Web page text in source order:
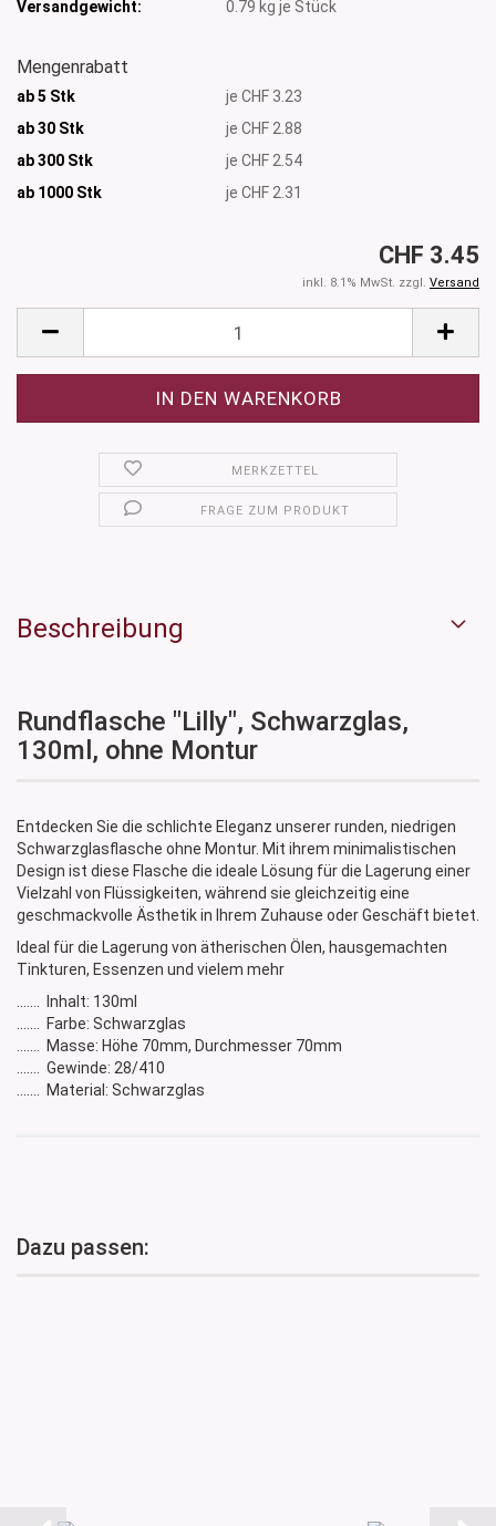
Versandgewicht:
0.79 kg je Stück
Mengenrabatt
ab 5 Stk
je CHF 3.23
ab 30 Stk
je CHF 2.88
ab 300 Stk
je CHF 2.54
ab 1000 Stk je CHF 2.31
CHF 3.45
inkl. 8.1% MwSt. zzgl. Versand
MERKZETTEL
FRAGE ZUM PRODUKT
Beschreibung
Rundflasche "Lilly", Schwarzglas,
130ml, ohne Montur
Entdecken Sie die schlichte Eleganz unserer runden, niedrigen
Schwarzglasflasche ohne Montur. Mit ihrem minimalistischen
Design ist diese Flasche die ideale Lösung für die Lagerung einer
Vielzahl von Flüssigkeiten, während sie gleichzeitig eine
geschmackvolle Ästhetik in Ihrem Zuhause oder Geschäft bietet.
Ideal für die Lagerung von ätherischen Ölen, hausgemachten
Tinkturen, Essenzen und vielem mehr
....... Inhalt: 130ml
....... Farbe: Schwarzglas
....... Masse: Höhe 70mm, Durchmesser 70mm
....... Gewinde: 28/410
....... Material: Schwarzglas
Dazu passen: